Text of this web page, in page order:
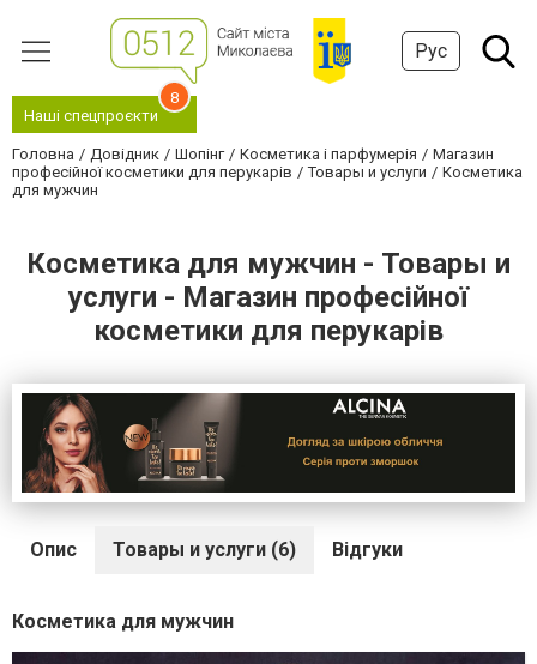
Рус
Наші спецпроєкти
8
Головна Довідник Шопінг Косметика і парфумерія
Магазин
професійної косметики для перукарів
Товары и услуги
Косметика
для мужчин
Косметика для мужчин - Товары и
услуги - Магазин професійної
косметики для перукарів
Опис Товары и услуги (6) Відгуки
Косметика для мужчин